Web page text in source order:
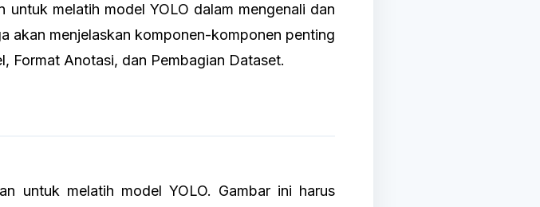
melatih model YOLO dalam mengenali dan
akan menjelaskan komponen-komponen penting
Format Anotasi, dan Pembagian Dataset.
untuk melatih model YOLO. Gambar ini harus